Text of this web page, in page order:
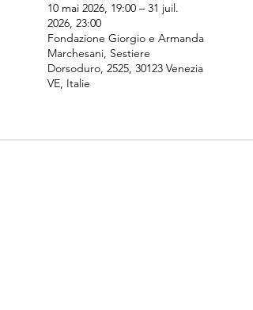
10 mai 2026, 19:00 – 31 juil.
2026, 23:00
Fondazione Giorgio e Armanda
Marchesani, Sestiere
Dorsoduro, 2525, 30123 Venezia
VE, Italie